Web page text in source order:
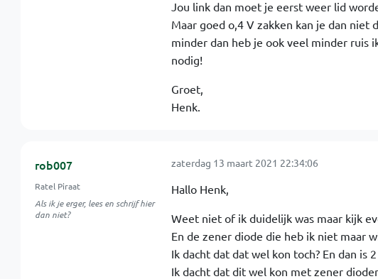
Jou link dan moet je eerst weer lid
Maar goed o,4 V zakken kan je dan
minder dan heb je ook veel minder ruis
nodig!
Groet,
Henk.
rob007
Ratel Piraat
Als ik je erger, lees en schrijf hier
dan niet?
zaterdag 13 maart 2021 22:34:06
Hallo Henk,
Weet niet of ik duidelijk was maar kijk
En de zener diode die heb ik niet maar
Ik dacht dat dat wel kon toch? En dan is
Ik dacht dat dit wel kon met zener